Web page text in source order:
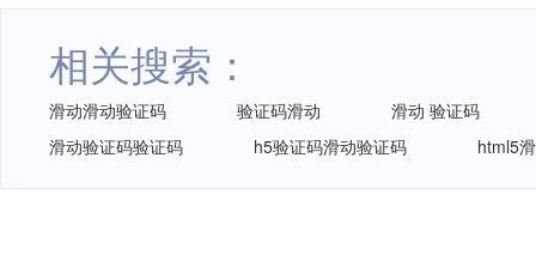
相关搜索：
滑动滑动验证码 验证码滑动
滑动 验证码
滑动验证码验证码
h5验证码滑动验证码 html5